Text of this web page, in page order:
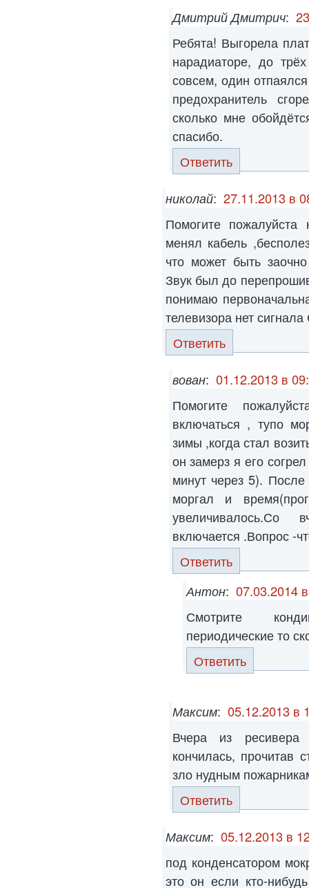
Дмитрий Дмитрич:
Ребята! Выгорела
нарадиаторе, до
совсем, один
предохранитель
сколько мне
спасибо.
Ответить
николай: 27.11.2013 в
Помогите
менял кабель
что может быть
Звук был до
понимаю
телевизора нет
Ответить
вован: 01.12.2013 в
Помогите
включаться , тупо
зимы ,когда стал
он замерз я его
минут через 5).
моргал и
включается .Вопрос -
Ответить
Антон: 07.03.2014
Смотрите
периодические то
Ответить
Максим: 05.12.2013 в
Вчера из ресивера
кончилась, прочитав
зло нудным
Ответить
Максим: 05.12.2013 в
под конденсатором
это он если кто-